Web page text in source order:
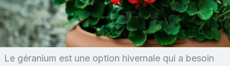
Le géranium est une option hivernale qui a besoin